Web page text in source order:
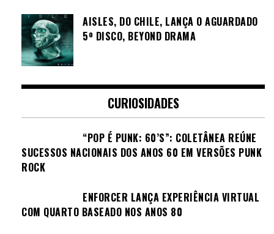
AISLES, DO CHILE, LANÇA O AGUARDADO
5º DISCO, BEYOND DRAMA
CURIOSIDADES
“POP É PUNK: 60’S”: COLETÂNEA REÚNE
SUCESSOS NACIONAIS DOS ANOS 60 EM VERSÕES PUNK
ROCK
ENFORCER LANÇA EXPERIÊNCIA VIRTUAL
COM QUARTO BASEADO NOS ANOS 80